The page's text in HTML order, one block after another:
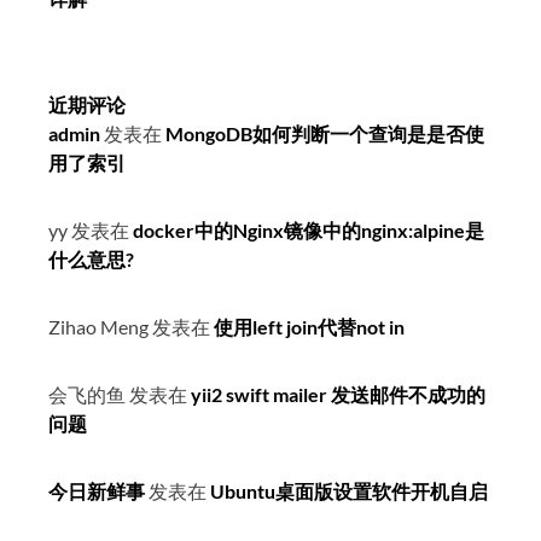
近期评论
admin 发表在 MongoDB如何判断一个查询是是否使
用了索引
yy 发表在 docker中的Nginx镜像中的nginx:alpine是
什么意思?
Zihao Meng 发表在 使用left join代替not in
会飞的鱼 发表在 yii2 swift mailer 发送邮件不成功的
问题
今日新鲜事 发表在 Ubuntu桌面版设置软件开机自启